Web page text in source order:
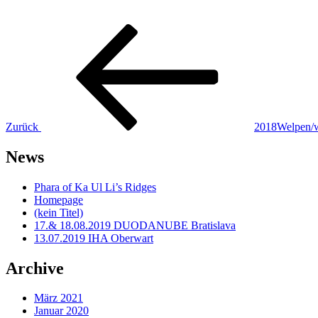
Beitragsnavigation
Zurück 2018Welpen/
News
Phara of Ka Ul Li’s Ridges
Homepage
(kein Titel)
17.& 18.08.2019 DUODANUBE Bratislava
13.07.2019 IHA Oberwart
Archive
März 2021
Januar 2020